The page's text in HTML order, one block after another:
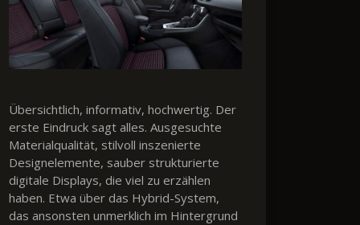
Übersichtlich, informativ, hochwertig. Der
erste Eindruck sagt alles. Ausgesuchte
Materialqualität, stilvoll inszenierte
Designelemente, sauber strukturierte
digitale Displays, die viel zu erzählen
haben. Etwa über das Hybrid-System,
das ansonsten unmerklich im Hintergrund